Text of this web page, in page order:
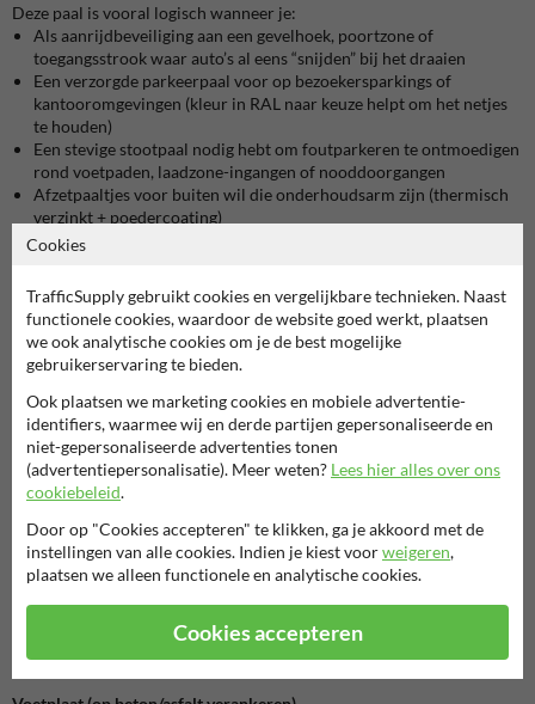
Deze paal is vooral logisch wanneer je:
Als aanrijdbeveiliging aan een gevelhoek, poortzone of
toegangsstrook waar auto’s al eens “snijden” bij het draaien
Een verzorgde parkeerpaal voor op bezoekersparkings of
kantooromgevingen (kleur in RAL naar keuze helpt om het netjes
te houden)
Een stevige stootpaal nodig hebt om foutparkeren te ontmoedigen
rond voetpaden, laadzone-ingangen of nooddoorgangen
Afzetpaaltjes voor buiten wil die onderhoudsarm zijn (thermisch
verzinkt + poedercoating)
terrein- en doorgangsafbakening. In een aanrijdbeveiliging magazijn-
setting rond stellingen is aparte stelling-/hoekbescherming meestal
de juiste oplossing.
Montagekeuze: grondanker (inbetonneren) vs voetplaat
Dit model is ontworpen voor vaste montage in de grond: je plaatst de
paal rechtstreeks in de ondergrond en zet hem vast met beton. Dat is
meteen ook de reden waarom hij zo stabiel aanvoelt: de “kracht” zit in
de fundering, niet in bouten.
Grondanker / inbetonneren
Meest vandalismebestendig en het meest geschikt bij klinkers,
bermstroken of gemengde ondergrond
Minder kans op speling door trillingen of licht contact (typisch bij
Strakker resultaat: geen plaat of ankers zichtbaar aan het
oppervlak
Cookies
TrafficSupply gebruikt cookies en vergelijkbare technieken. Naast
functionele cookies, waardoor de website goed werkt, plaatsen
we ook analytische cookies om je de best mogelijke
gebruikerservaring te bieden.
Ook plaatsen we marketing cookies en mobiele advertentie-
identifiers, waarmee wij en derde partijen gepersonaliseerde en
niet-gepersonaliseerde advertenties tonen
(advertentiepersonalisatie). Meer weten? Lees hier alles over ons
cookiebeleid.
Door op "Cookies accepteren" te klikken, ga je akkoord met de
instellingen van alle cookies. Indien je kiest voorweigeren,
plaatsen we alleen functionele en analytische cookies.
Cookies accepteren